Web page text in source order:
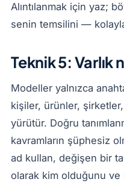
Alıntılanmak için yaz;
senin temsilini —
Teknik 5: Varlık
Modeller yalnızca
kişiler, ürünler,
yürütür. Doğru
kavramların şüphesiz
ad kullan, değişen bir
olarak kim olduğunu ve